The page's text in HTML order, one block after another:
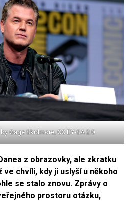
Gage Skidmore, CC BY-SA 2.0
z obrazovky, ale zkratku
ve chvíli, kdy ji uslyší u někoho
se stalo znovu. Zprávy o
prostoru otázku,